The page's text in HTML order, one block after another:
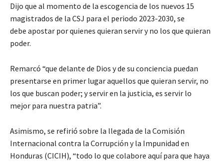
Dijo que al momento de la escogencia de los nuevos 15
magistrados de la CSJ para el periodo 2023-2030, se
debe apostar por quienes quieran servir y no los que quieran
poder.
Remarcó “que delante de Dios y de su conciencia puedan
presentarse en primer lugar aquellos que quieran servir, no
los que buscan poder; y servir en la justicia, es servir lo
mejor para nuestra patria”.
Asimismo, se refirió sobre la llegada de la Comisión
Internacional contra la Corrupción y la Impunidad en
Honduras (CICIH), “todo lo que colabore aquí para que haya